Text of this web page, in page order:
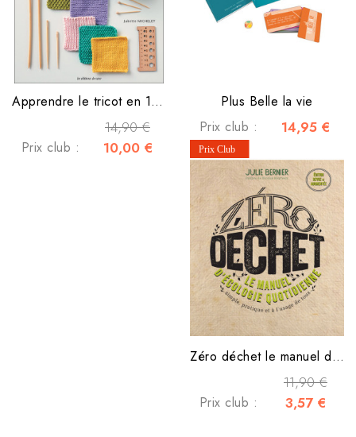
Apprendre le tricot en 10 leçons
14,90 €
Prix club : 10,00 €
Plus Belle la vie
Prix club :
14,95 €
Zéro déchet le manuel d'écologie quotidienne
11,90 €
Prix club : 3,57 €